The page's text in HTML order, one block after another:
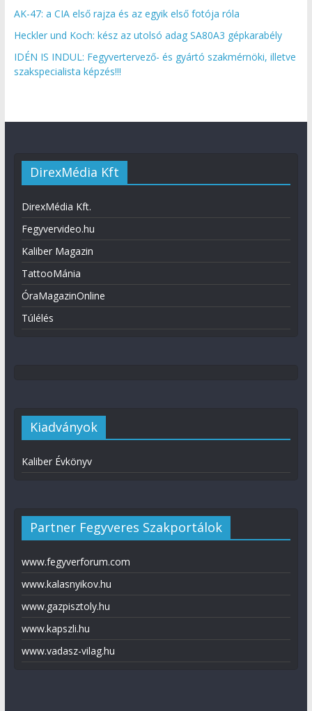
AK-47: a CIA első rajza és az egyik első fotója róla
Heckler und Koch: kész az utolsó adag SA80A3 gépkarabély
IDÉN IS INDUL: Fegyvertervező- és gyártó szakmérnöki, illetve
szakspecialista képzés!!!
DirexMédia Kft
DirexMédia Kft.
Fegyvervideo.hu
Kaliber Magazin
TattooMánia
ÓraMagazinOnline
Túlélés
Kiadványok
Kaliber Évkönyv
Partner Fegyveres Szakportálok
www.fegyverforum.com
www.kalasnyikov.hu
www.gazpisztoly.hu
www.kapszli.hu
www.vadasz-vilag.hu